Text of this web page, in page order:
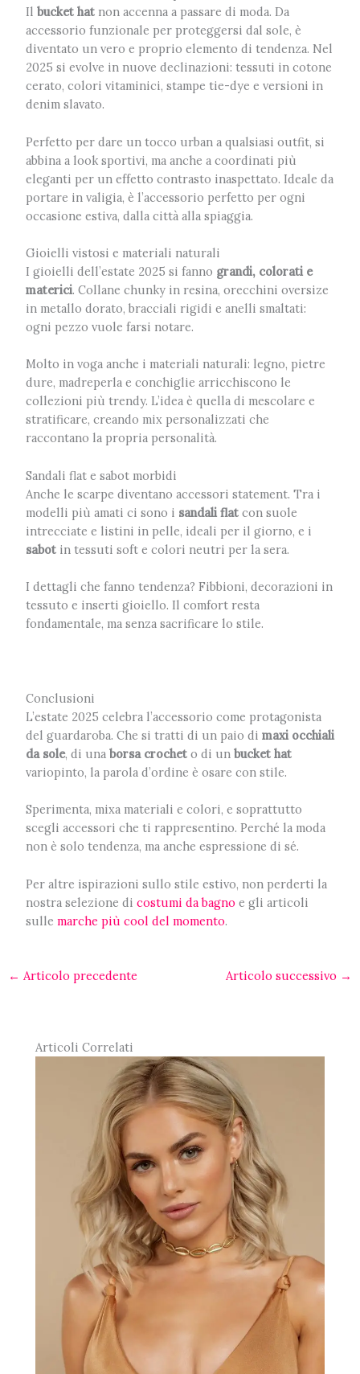
Il bucket hatnon accenna a passare di moda. Da
accessorio funzionale per proteggersi dal sole, è
diventato un vero e proprio elemento di tendenza. Nel
2025 si evolve in nuove declinazioni: tessuti in cotone
cerato, colori vitaminici, stampe tie-dye e versioni in
denim slavato.
Perfetto per dare un tocco urban a qualsiasi outfit, si
abbina a look sportivi, ma anche a coordinati più
eleganti per un effetto contrasto inaspettato. Ideale da
portare in valigia, è l’accessorio perfetto per ogni
occasione estiva, dalla città alla spiaggia.
Gioielli vistosi e materiali naturali
I gioielli dell’estate 2025 si fanno grandi, colorati e
materici. Collane chunky in resina, orecchini oversize
in metallo dorato, bracciali rigidi e anelli smaltati:
ogni pezzo vuole farsi notare.
Molto in voga anche i materiali naturali: legno, pietre
dure, madreperla e conchiglie arricchiscono le
collezioni più trendy. L’idea è quella di mescolare e
stratificare, creando mix personalizzati che
raccontano la propria personalità.
Sandali flat e sabot morbidi
Anche le scarpe diventano accessori statement. Tra i
modelli più amati ci sono i sandali flatcon suole
intrecciate e listini in pelle, ideali per il giorno, e i
sabotin tessuti soft e colori neutri per la sera.
I dettagli che fanno tendenza? Fibbioni, decorazioni in
tessuto e inserti gioiello. Il comfort resta
fondamentale, ma senza sacrificare lo stile.
Conclusioni
L’estate 2025 celebra l’accessorio come protagonista
del guardaroba. Che si tratti di un paio di maxi occhiali
da sole, di una borsa crocheto di un bucket hat
variopinto, la parola d’ordine è osare con stile.
Sperimenta, mixa materiali e colori, e soprattutto
scegli accessori che ti rappresentino. Perché la moda
non è solo tendenza, ma anche espressione di sé.
Per altre ispirazioni sullo stile estivo, non perderti la
nostra selezione di costumi da bagnoe gli articoli
sulle marche più cool del momento.
← Articolo precedente Articolo successivo →
Articoli Correlati